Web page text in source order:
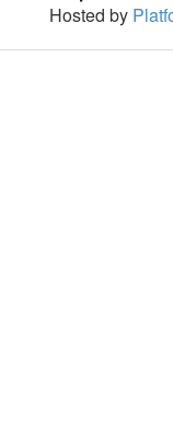
Hosted by